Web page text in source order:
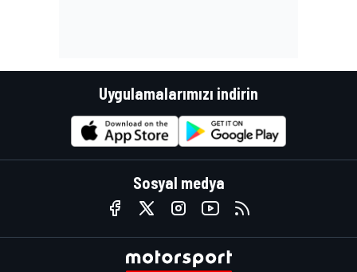
Uygulamalarımızı indirin
Sosyal medya